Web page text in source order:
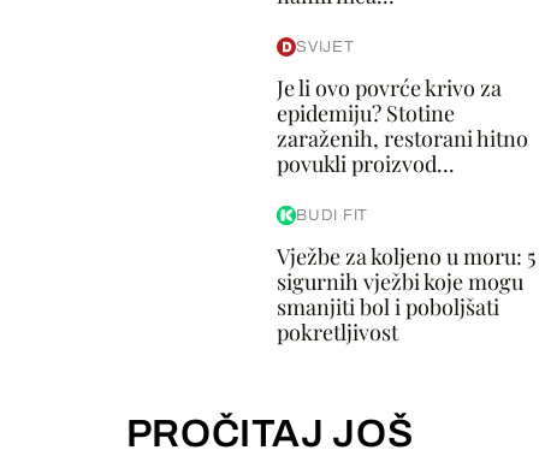
SVIJET
Je li ovo povrće krivo za
epidemiju? Stotine
zaraženih, restorani hitno
povukli proizvod...
BUDI FIT
Vježbe za koljeno u moru: 5
sigurnih vježbi koje mogu
smanjiti bol i poboljšati
pokretljivost
PROČITAJ JOŠ